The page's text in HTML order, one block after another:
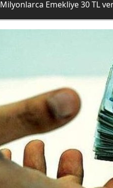
Milyonlarca Emekliye 30 TL